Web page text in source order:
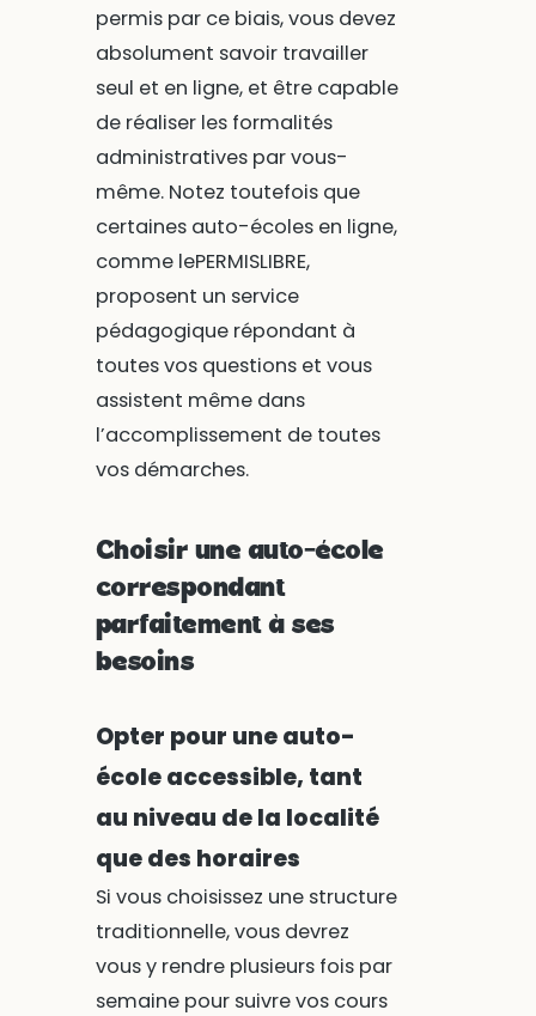
permis par ce biais, vous devez
absolument savoir travailler
seul et en ligne, et être capable
de réaliser les formalités
administratives par vous-
même. Notez toutefois que
certaines auto-écoles en ligne,
comme lePERMISLIBRE,
proposent un service
pédagogique répondant à
toutes vos questions et vous
assistent même dans
l’accomplissement de toutes
vos démarches.
Choisir une auto-école
correspondant
parfaitement à ses
besoins
Opter pour une auto-
école accessible, tant
au niveau de la localité
que des horaires
Si vous choisissez une structure
traditionnelle, vous devrez
vous y rendre plusieurs fois par
semaine pour suivre vos cours